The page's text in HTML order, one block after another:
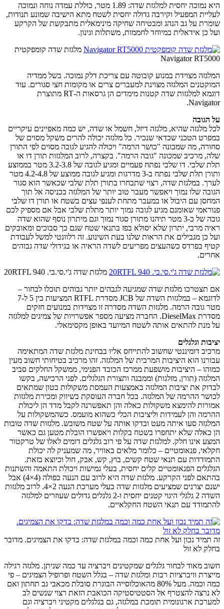
היא נמוכה יחסית למלגזת שדה: 1.89 מטר, כוללת עמדה נוחה ונמוכה
לעליית המפעיל וקירבה גדולה יחסית לשטח מתא הישיבה שמונע תנודות,
שומרת על גב הנהג ומבטיחה שחיקה מינימאלית מתבקשת של הקרקע
ועל כן אידאלית במיוחד לחממות, משתלות וגינון.
מלגזת שדה קומפקטית
Navigator RT5000
המלגזה מצוידת במנוע קובוטה עם צריכת דלק נמוכה. בשל ממדיה
המוקטנים המלגזה מצוינת למעברים צרים או מקומות חצי סגורים. עוד
דוגמא למלגזות שדה קטנות מימדים הן גרסאות ה-RT מתוצרת
Navigator.
על הגובה
לכל מלגזה שהיא, מלגזה דיזל, חשמל או שדה, יש כמה מאפיינים עיקריים
במפרט הטכני שכדאי שנכיר. כל מלגזה יכולה להרים משקל מסוים של
סחורה, מה שמכונה "כושר הרמה" ויכולה להגיע לגובה מסוים לפי התורן
שלה, מרכיב שמכונה "גובה הרמה". בקצרה, לרוב המלגזות תורן דו או
תלת שלבי. דו שלבי נפתח פעמיים ומגיע לגובה של 3.2-3.8 מטר בממוצע
ותורן תלת שלבי נפתח ב-3 מדרגות ומגיע לגובה ממוצע של 4.2-4.8 מטר
לערך. במלגזת שדה, רצוי שתבחרו בתורן תלת שלבי שכאשר הוא סגור
הגובה שלו נמוך ויאפשר מעבר טוב יותר של המלגזה בכניסה אל תוך
המחסן עם היבול או במעבר מתחת לענפי עצים בשטח או תורן דו שלבי
פנוראמי שאומנם מגיע לגובה נמוך יותר מתלת שלבי אבל אם מספיק לכם
גובה של כ-3 מטר תיהנו מתורן סגור נמוך וגם מיתרון נוסף שהוא שדה
ראיה מרבי, יתרון שלא יסולא בפז בתנאי שטח שגם כך סבוכים ומאובקים
ועל כן מגבילים את הראות שלנו בעת השינוע. זה רלוונטי למשל לעבודת
קטיף בפרדס כשהעצים מפריעים לשדה הראיה או בגידולי שדה גבוהים
אחרים.
מלגזת שדה ג'י.סי.בי. 20RTFL 940
אם תצטרכו מלגזת שדה שמגיעה לגבהים יותר גבוהים תוכלו לבחור –
לדוגמא – במלגזות השדה של JCB מסדרת RTFL המציעות בין 5 ל-7
מטר גובה הרמה. מלגזות השדה מסדרה זו מצוידות במנועים חזקים
מסדרת DieselMax. החברה מציעה מספר אפשרויות של צמיגים למלגזה
על מנת להתאים אותה לשטח המיועד באופן מקסימאלי.
יציבות וגלגלים
מרכיב דומיננטי שחשוב להתייחס אליו בבחינת מלגזת שדה המתאימה
עבורנו הוא היציבות המרבית של המלגזה. זהו מרכיב בטיחותי חשוב מעין
כמוהו – היציבות מושפעת ממרכז הכובד הפנימי, ממשקל החלקים סביב
המלגזה (תורן, מזלגות) וממבנה ותצורת הגלגלים. לפני הרכישה, בקשו
לבדוק את יציבות המלגזה באמצעות העמסת משקולות בטון שמתאים
לכושר ההרמה של המלגזה. בכל חברה העוסקת בשיווק ומכירת מלגזות
אמורות להימצא משקולות כאלה והן תאפשרנה לקבל מדד הן ליכולת
ההרמה והן לעמידות וליציבות הכלי כשהוא מועמס. כשהמשקולות על
המלגזה סעו איתה מעט ובדקו אותה על שטח משובש. מלגזות שדה טובות
הן כאלה שלא יתחפרו בשטח בקלות ויאפשרו הובלת מטען גם כאשר
המצע אינו חלק. למלגזת שדה על פי רוב גלגלים דומים לאלו של טרקטור
חקלאי, פנאומטיים – כלומר מלאים באוויר, מה שמעניק לה יכולת
התמודדות עם תנאי שטח קשים, בוץ, קש, אבק, חול וכיוצא בזאת.
הגלגלים הפנאומטיים קלים יחסית, בעלי גמישות ויכולת התאמה והשתנות
בהתאם לפני הקרקע. מלגזת שדה היא לרוב עם הנעה כפולה (4×4) אבל
ישנם יצרנים שמציעים מלגזות שדה בעלי מערכת הנעה 2×4. לרוב מלגזות
השדה 2 גלגלי היגוי קטנים יחסית ו-2 גלגלים גדולים שעוזרים למלגזה
להתמודד עם תנאי השטח החקלאיים.
זה תמיד נכון ועל אחת כמה וכמה במלגזת שדה: בדקו את הצמיגים. מדובר
בחלק לא זול
חשוב מאוד לבחור גלגלים שמקטינים ויברציה עד כמה שניתן. מלגזה רגילה
מייצרת וויברציות רבות ומלגזת שדה – בגלל השטח ופרופיל הצמיגים – פי
כמה וכמה. מעל 80% מהאוכלוסייה הבוגרת סובלת מכאבי גב תחתון ואם
לא נרצה להצטרף אל הסטטיסטיקה הכואבת הזאת רצוי שנשים לב
למערכת ארגונומית תומכת במלגזה, גם בגלגלים מקטיני ויברציה וגם